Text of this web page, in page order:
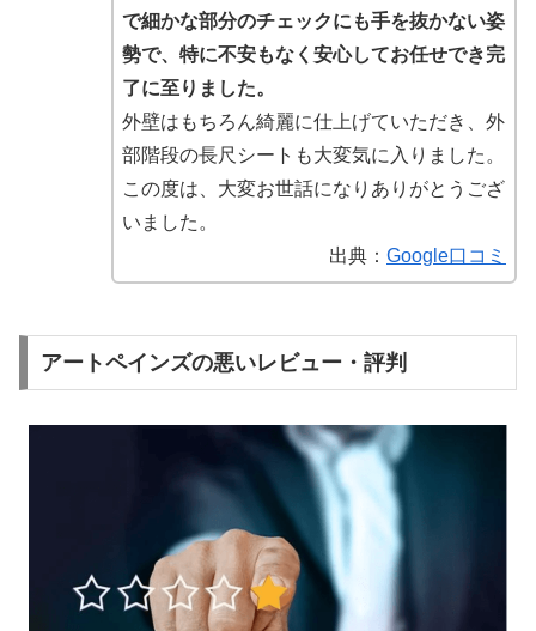
で細かな部分のチェックにも手を抜かない姿
勢で、特に不安もなく安心してお任せでき完
了に至りました。
外壁はもちろん綺麗に仕上げていただき、外
部階段の長尺シートも大変気に入りました。
この度は、大変お世話になりありがとうござ
いました。
出典： Google口コミ
アートペインズの悪いレビュー・評判